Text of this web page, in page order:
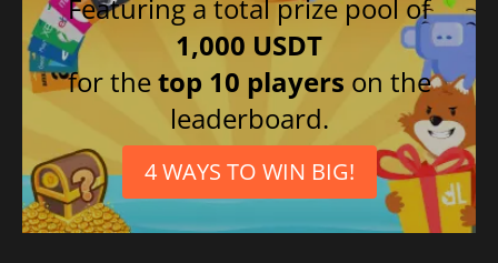
Featuring a total prize pool of
1,000 USDT
for thetop 10 players on the
leaderboard.
4 WAYS TO WIN BIG!